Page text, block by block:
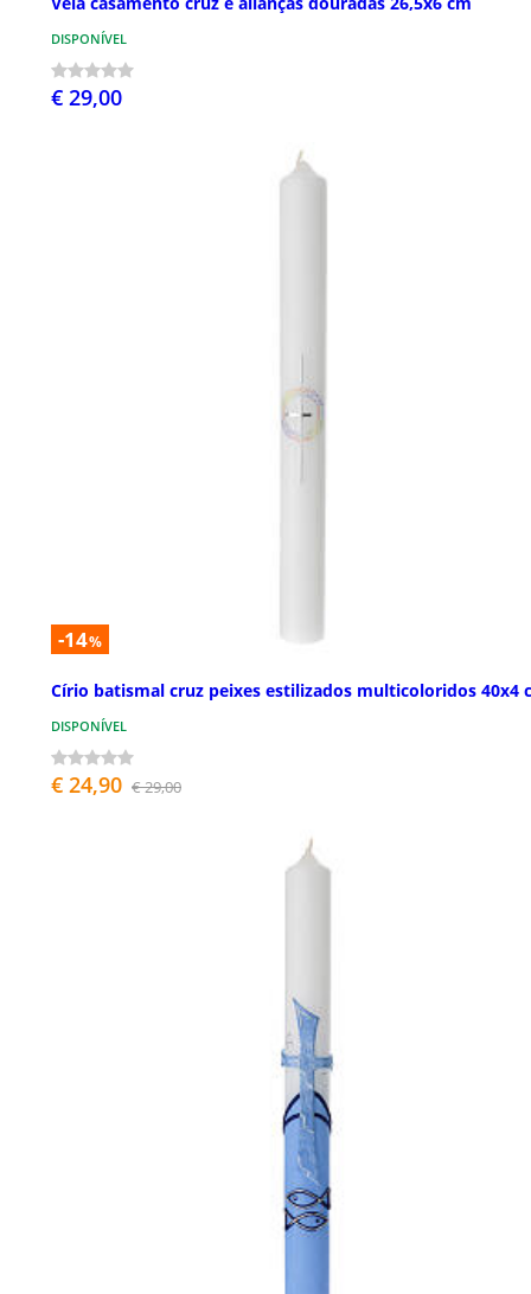
DISPONÍVEL
€ 29,00
-14%
Círio batismal cruz peixes estilizados multicoloridos 40x4
DISPONÍVEL
€ 24,90 € 29,00